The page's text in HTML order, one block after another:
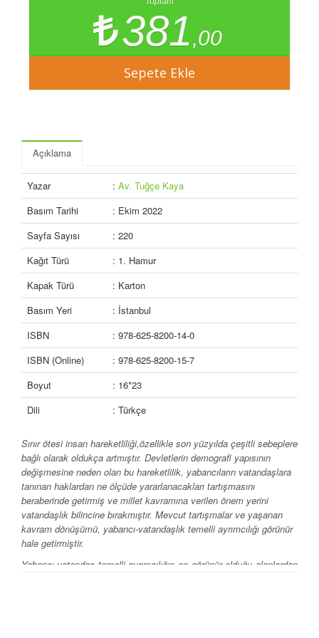
381,00
Açıklama
Yazar : Av. Tuğçe Kaya
Basım Tarihi
: Ekim 2022
Sayfa Sayısı
: 220
Kağıt Türü
: 1. Hamur
Kapak Türü
: Karton
Basım Yeri
: İstanbul
ISBN
: 978-625-8200-14-0
ISBN (Online)
: 978-625-8200-15-7
Boyut
: 16*23
Dili
: Türkçe
Sınır ötesi insan hareketliliği,özellikle son yüzyılda çeşitli sebeplere
bağlı olarak oldukça artmıştır. Devletlerin demografi yapısının
değişmesine neden olan bu hareketlilik, yabancıların vatandaşlara
tanınan haklardan ne ölçüde yararlanacakları tartışmasını
beraberinde getirmiş ve millet kavramına verilen önem yerini
vatandaşlık bilincine bırakmıştır. Mevcut tartışmalar ve yaşanan
kavram dönüşümü, yabancı-vatandaşlık temelli ayrımcılığı görünür
hale getirmiştir.
Yabancı-vatandaş temelli ayrımcılığın en görünür olduğu alanlardan